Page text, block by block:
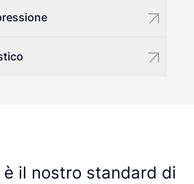
è il nostro standard di